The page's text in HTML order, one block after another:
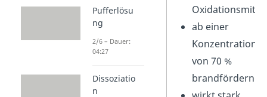
Oxidationsmittel
ab einer
Konzentration
von 70 %
brandfördernd
Pufferlösu
ng
2/6 – Dauer:
04:27
Dissoziatio
n